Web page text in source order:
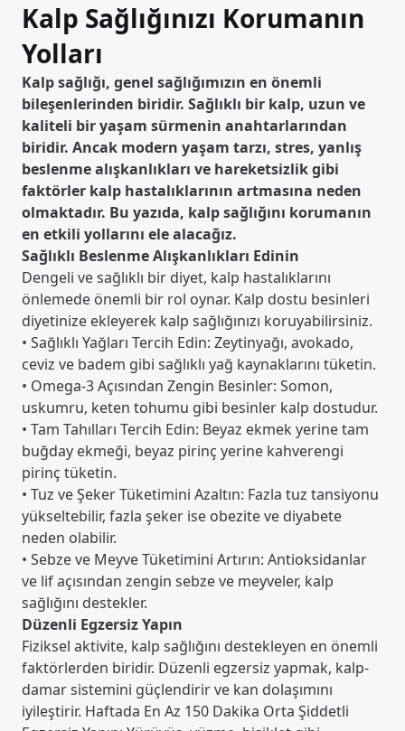
Kalp Sağlığınızı Korumanın
Yolları
Kalp sağlığı, genel sağlığımızın en önemli
bileşenlerinden biridir. Sağlıklı bir kalp, uzun ve
kaliteli bir yaşam sürmenin anahtarlarından
biridir. Ancak modern yaşam tarzı, stres, yanlış
beslenme alışkanlıkları ve hareketsizlik gibi
faktörler kalp hastalıklarının artmasına neden
olmaktadır. Bu yazıda, kalp sağlığını korumanın
en etkili yollarını ele alacağız.
Sağlıklı Beslenme Alışkanlıkları Edinin
Dengeli ve sağlıklı bir diyet, kalp hastalıklarını
önlemede önemli bir rol oynar. Kalp dostu besinleri
diyetinize ekleyerek kalp sağlığınızı koruyabilirsiniz.
• Sağlıklı Yağları Tercih Edin: Zeytinyağı, avokado,
ceviz ve badem gibi sağlıklı yağ kaynaklarını tüketin.
• Omega-3 Açısından Zengin Besinler: Somon,
uskumru, keten tohumu gibi besinler kalp dostudur.
• Tam Tahılları Tercih Edin: Beyaz ekmek yerine tam
buğday ekmeği, beyaz pirinç yerine kahverengi
pirinç tüketin.
• Tuz ve Şeker Tüketimini Azaltın: Fazla tuz tansiyonu
yükseltebilir, fazla şeker ise obezite ve diyabete
neden olabilir.
• Sebze ve Meyve Tüketimini Artırın: Antioksidanlar
ve lif açısından zengin sebze ve meyveler, kalp
sağlığını destekler.
Düzenli Egzersiz Yapın
Fiziksel aktivite, kalp sağlığını destekleyen en önemli
faktörlerden biridir. Düzenli egzersiz yapmak, kalp-
damar sistemini güçlendirir ve kan dolaşımını
iyileştirir. Haftada En Az 150 Dakika Orta Şiddetli